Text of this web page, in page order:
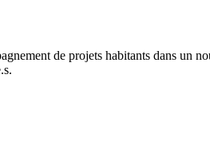
de projets habitants dans un